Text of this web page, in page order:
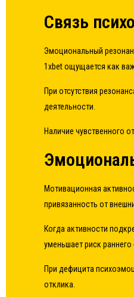
Связь
Эмоциональный
1xbet ощущается как
При отсутствия
деятельности.
Наличие чувственного
Мотивационная
привязанность от
Когда активности
уменьшает риск
При дефицита
отклика.